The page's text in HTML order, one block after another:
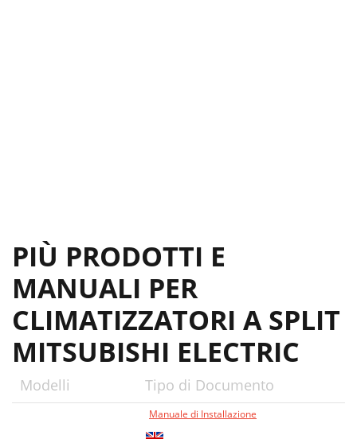
PIÙ PRODOTTI E
MANUALI PER
CLIMATIZZATORI A SPLIT
MITSUBISHI ELECTRIC
Modelli Tipo di Documento
Manuale di Installazione